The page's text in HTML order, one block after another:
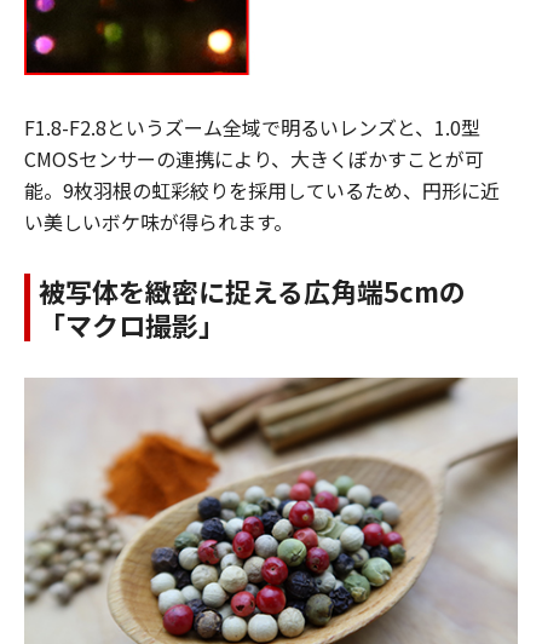
F1.8-F2.8というズーム全域で明るいレンズと、1.0型
CMOSセンサーの連携により、大きくぼかすことが可
能。9枚羽根の虹彩絞りを採用しているため、円形に近
い美しいボケ味が得られます。
被写体を緻密に捉える広角端5cmの
「マクロ撮影」